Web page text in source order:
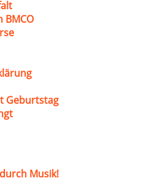
Geburtstag
Musik!